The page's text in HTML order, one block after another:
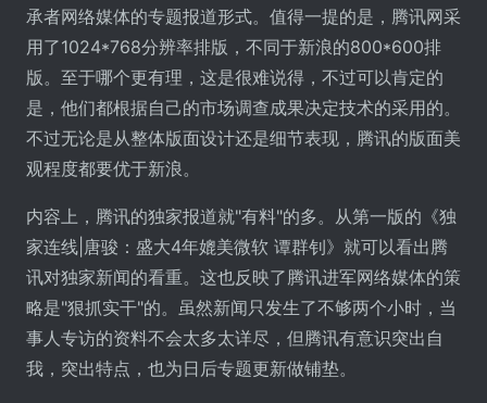
承者网络媒体的专题报道形式。值得一提的是，腾讯网采
用了1024*768分辨率排版，不同于新浪的800*600排
版。至于哪个更有理，这是很难说得，不过可以肯定的
是，他们都根据自己的市场调查成果决定技术的采用的。
不过无论是从整体版面设计还是细节表现，腾讯的版面美
观程度都要优于新浪。
内容上，腾讯的独家报道就"有料"的多。从第一版的《独
家连线|唐骏：盛大4年媲美微软 谭群钊》就可以看出腾
讯对独家新闻的看重。这也反映了腾讯进军网络媒体的策
略是"狠抓实干"的。虽然新闻只发生了不够两个小时，当
事人专访的资料不会太多太详尽，但腾讯有意识突出自
我，突出特点，也为日后专题更新做铺垫。